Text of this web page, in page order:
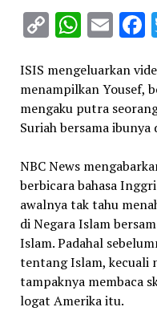
Copy
ISIS mengeluarkan
menampilkan Yousef,
mengaku putra
Suriah bersama
NBC News
berbicara bahasa
awalnya tak tahu
di Negara Islam
Islam. Padahal
tentang Islam, kecuali
tampaknya membaca
logat Amerika itu.